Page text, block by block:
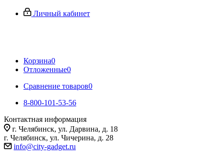
Личный кабинет
Корзина0
Отложенные0
Сравнение товаров0
8-800-101-53-56
Контактная информация
г. Челябинск, ул. Дарвина, д. 18
г. Челябинск, ул. Чичерина, д. 28
info@city-gadget.ru